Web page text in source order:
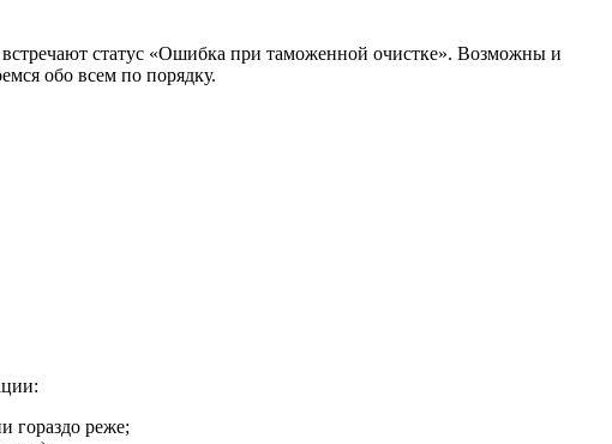
статус «Ошибка при таможенной очистке». Возможны и
обо всем по порядку.
гораздо реже;